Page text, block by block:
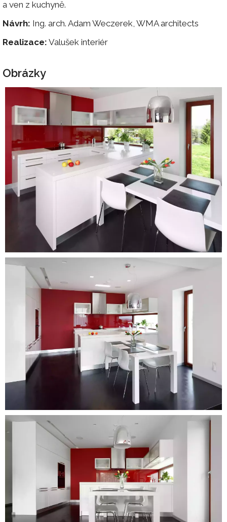
a ven z kuchyně.
Návrh: Ing. arch. Adam Weczerek, WMA architects
Realizace: Valušek interiér
Obrázky